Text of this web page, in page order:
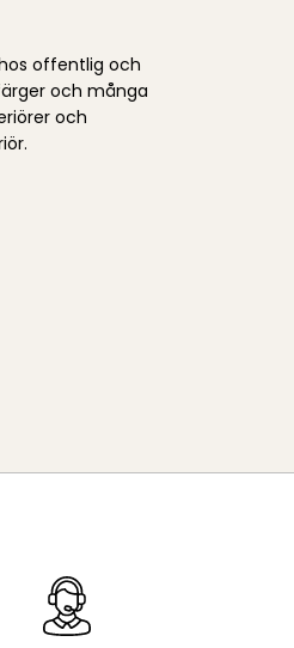
offentlig och
och många
och